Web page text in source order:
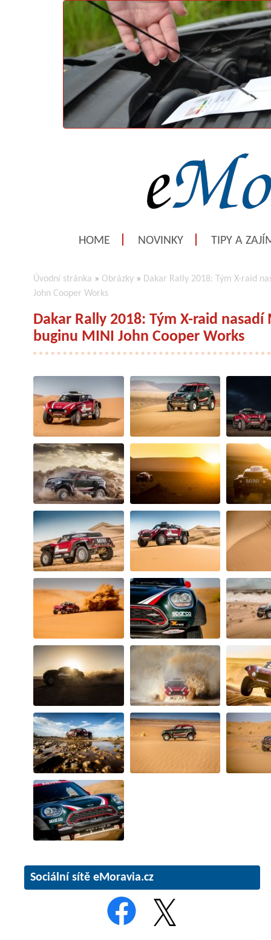
HOME NOVINKY TIPY A
Úvodní stránka » Obrázky » Dakar Rally 2018: Tým X-raid
John Cooper Works
Dakar Rally 2018: Tým X-raid
buginu MINI John Cooper Works
Sociální sítě eMoravia.cz